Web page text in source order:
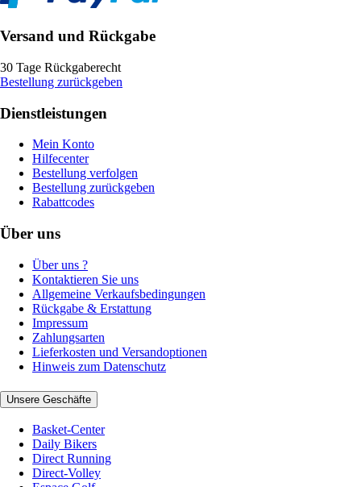
Versand und Rückgabe
30 Tage Rückgaberecht
Bestellung zurückgeben
Dienstleistungen
Mein Konto
Hilfecenter
Bestellung verfolgen
Bestellung zurückgeben
Rabattcodes
Über uns
Über uns ?
Kontaktieren Sie uns
Allgemeine Verkaufsbedingungen
Rückgabe & Erstattung
Impressum
Zahlungsarten
Lieferkosten und Versandoptionen
Hinweis zum Datenschutz
Unsere Geschäfte
Basket-Center
Daily Bikers
Direct Running
Direct-Volley